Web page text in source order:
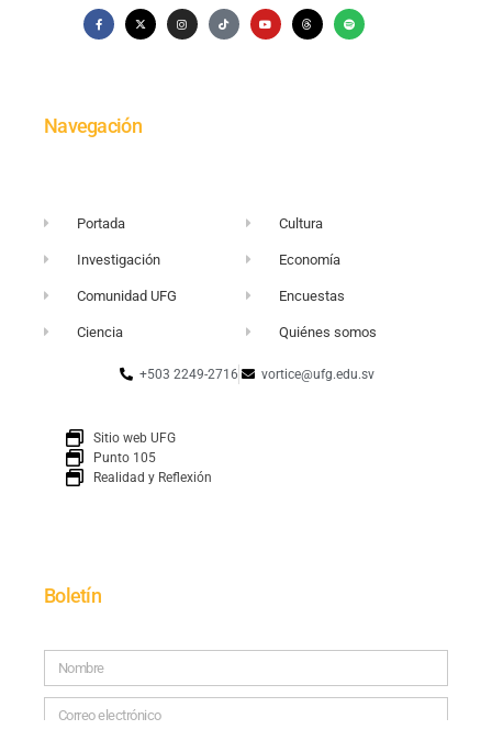
Navegación
Portada
Investigación
Comunidad UFG
Ciencia
Cultura
Economía
Encuestas
Quiénes somos
+503 2249-2716 vortice@ufg.edu.sv
Sitio web UFG
Punto 105
Realidad y Reflexión
Boletín